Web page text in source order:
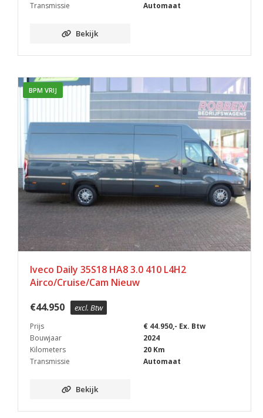
Transmissie
Automaat
Bekijk
BPM VRIJ
Iveco Daily 35S18 HA8 3.0 410 L4H2
Airco/Cruise/Cam Nieuw
€44.950 excl. Btw
Prijs
€ 44.950,- Ex. Btw
Bouwjaar
2024
Kilometers
20 Km
Transmissie
Automaat
Bekijk